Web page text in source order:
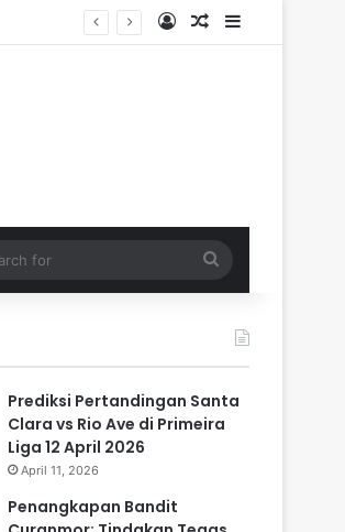
Log InRandom Article
Sidebar
for
Prediksi Pertandingan Santa
Clara vs Rio Ave di Primeira
Liga 12 April 2026
April 11, 2026
Penangkapan Bandit